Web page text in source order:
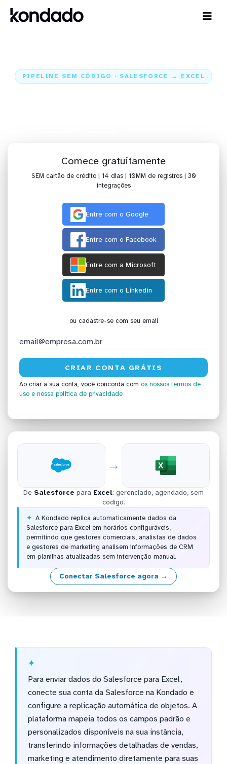
PIPELINE SEM CÓDIGO · SALESFORCE → EXCEL
Comece gratuitamente
SEM cartão de crédito | 14 dias | 10MM de registros | 30
integrações
Entre com o Google
Entre com o Facebook
Entre com a Microsoft
Entre com o Linkedin
ou cadastre-se com seu email
Ao criar a sua conta, você concorda com os nossos termos de
uso e nossa política de privacidade
→
De Salesforce para Excel: gerenciado, agendado, sem
código.
A Kondado replica automaticamente dados da
Salesforce para Excel em horários configuráveis,
permitindo que gestores comerciais, analistas de dados
e gestores de marketing analisem informações de CRM
em planilhas atualizadas sem intervenção manual.
Conectar Salesforce agora →
Para enviar dados do Salesforce para Excel,
conecte sua conta da Salesforce na Kondado e
configure a replicação automática de objetos. A
plataforma mapeia todos os campos padrão e
personalizados disponíveis na sua instância,
transferindo informações detalhadas de vendas,
marketing e atendimento diretamente para suas